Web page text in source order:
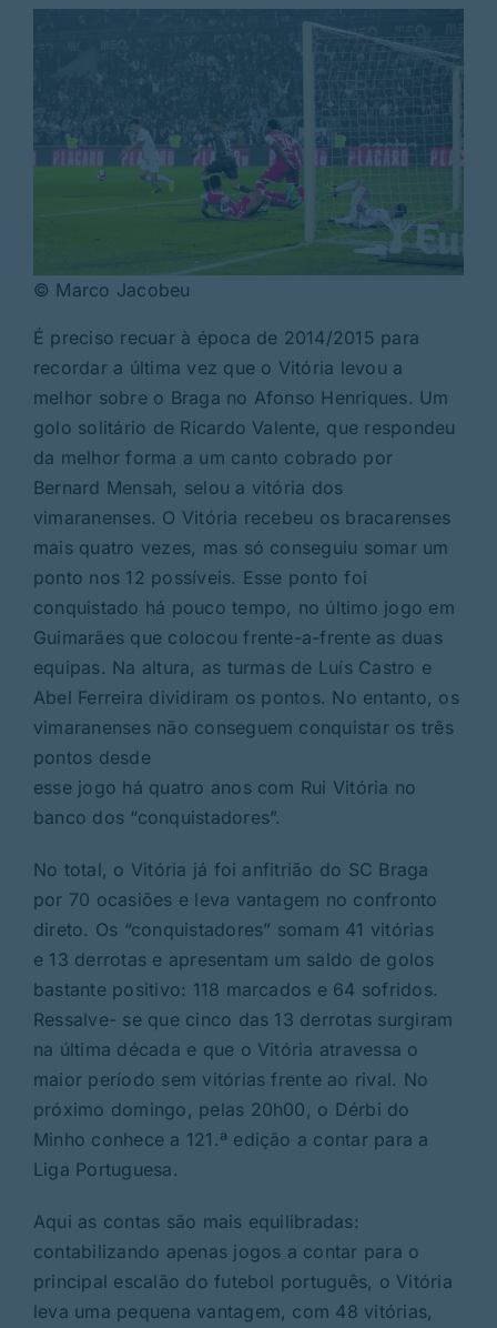
© Marco Jacobeu
É preciso recuar à época de 2014/2015 para
recordar a última vez que o Vitória levou a
melhor sobre o Braga no Afonso Henriques. Um
golo solitário de Ricardo Valente, que respondeu
da melhor forma a um canto cobrado por
Bernard Mensah, selou a vitória dos
vimaranenses. O Vitória recebeu os bracarenses
mais quatro vezes, mas só conseguiu somar um
ponto nos 12 possíveis. Esse ponto foi
conquistado há pouco tempo, no último jogo em
Guimarães que colocou frente-a-frente as duas
equipas. Na altura, as turmas de Luís Castro e
Abel Ferreira dividiram os pontos. No entanto, os
vimaranenses não conseguem conquistar os três
pontos desde
esse jogo há quatro anos com Rui Vitória no
banco dos “conquistadores”.
No total, o Vitória já foi anfitrião do SC Braga
por 70 ocasiões e leva vantagem no confronto
direto. Os “conquistadores” somam 41 vitórias
e 13 derrotas e apresentam um saldo de golos
bastante positivo: 118 marcados e 64 sofridos.
Ressalve- se que cinco das 13 derrotas surgiram
na última década e que o Vitória atravessa o
maior período sem vitórias frente ao rival. No
próximo domingo, pelas 20h00, o Dérbi do
Minho conhece a 121.ª edição a contar para a
Liga Portuguesa.
Aqui as contas são mais equilibradas:
contabilizando apenas jogos a contar para o
principal escalão do futebol português, o Vitória
leva uma pequena vantagem, com 48 vitórias,